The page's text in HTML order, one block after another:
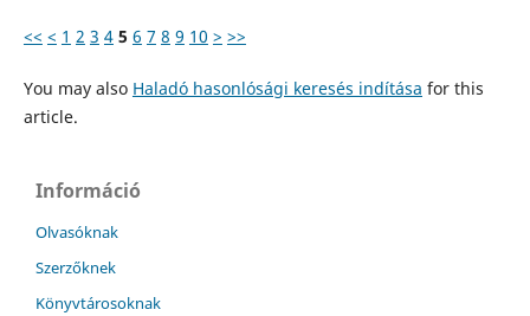
<< < 1 2 3 4 5 6 7 8 9 10 > >>
You may also Haladó hasonlósági keresés indítása for this
article.
Információ
Olvasóknak
Szerzőknek
Könyvtárosoknak